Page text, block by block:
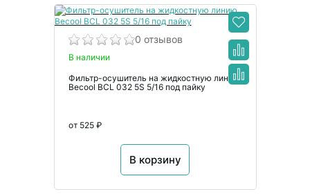
0 отзывов
В наличии
Фильтр-осушитель на жидкостную линию
Becool BCL 032 5S 5/16 под пайку
от 525 ₽
В корзину